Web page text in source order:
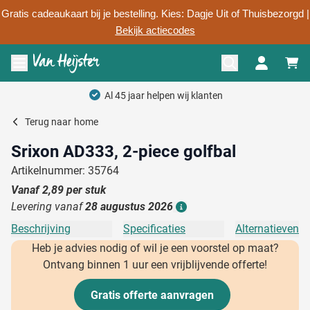
Gratis cadeaukaart bij je bestelling. Kies: Dagje Uit of Thuisbezorgd |
Bekijk actiecodes
Ga naar de inhoud
Menu openen
Al 45 jaar helpen wij klanten
Terug naar home
Srixon AD333, 2-piece golfbal
Artikelnummer: 35764
Vanaf2,89 per stuk
Levering vanaf28 augustus 2026
Beschrijving Specificaties
Alternatieven
Heb je advies nodig of wil je een voorstel op maat?
Ontvang binnen 1 uur een vrijblijvende offerte!
Gratis offerte aanvragen